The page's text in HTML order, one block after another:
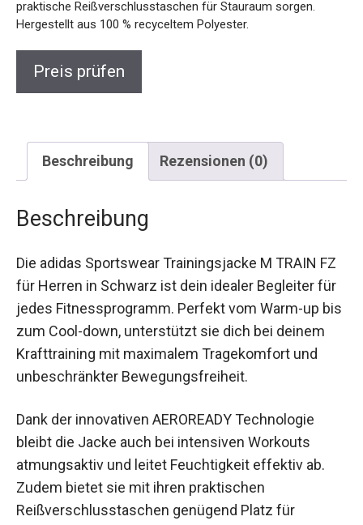
Reißverschlusstaschen für Stauraum sorgen. Hergestellt
aus 100 % recyceltem Polyester.
Preis prüfen
Beschreibung Rezensionen (0)
Beschreibung
Die adidas Sportswear Trainingsjacke M TRAIN
FZ für Herren in Schwarz ist dein idealer Begleiter
für jedes Fitnessprogramm. Perfekt vom Warm-
up bis zum Cool-down, unterstützt sie dich bei
deinem Krafttraining mit maximalem
Tragekomfort und unbeschränkter
Dank der innovativen AEROREADY Technologie
bleibt die Jacke auch bei intensiven Workouts
atmungsaktiv und leitet Feuchtigkeit effektiv ab.
Zudem bietet sie mit ihren praktischen